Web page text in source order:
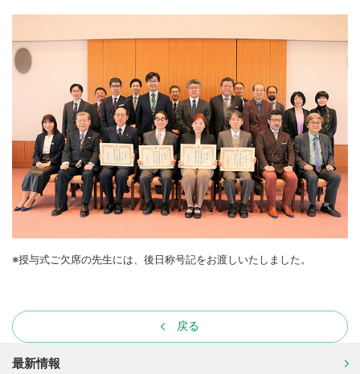
※授与式ご欠席の先生には、後日称号記をお渡しいたしました。
戻る
最新情報